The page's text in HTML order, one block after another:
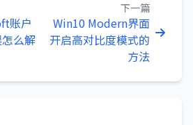
账户
么解
下一篇
Win10 Modern界面
开启高对比度模式的
方法